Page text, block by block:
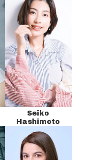
Seiko
Hashimoto